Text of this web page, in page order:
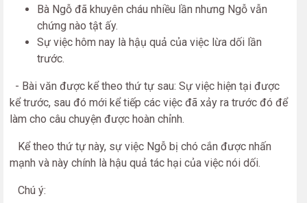
Bà Ngỗ đã khuyên cháu nhiều lần nhưng Ngỗ vẫn
chứng nào tật ấy.
Sự việc hôm nay là hậụ quả của việc lừa dối lần
trước.
- Bài văn được kể theo thứ tự sau: Sự việc hiện tại được
kể trước, sau đó mới kể tiếp các việc đã xảy ra trước đó để
làm cho câu chuyện được hoàn chỉnh.
Kể theo thứ tự này, sự việc Ngỗ bị chó cắn được nhấn
mạnh và này chính là hậu quả tác hại của việc nói dối.
Chú ý: